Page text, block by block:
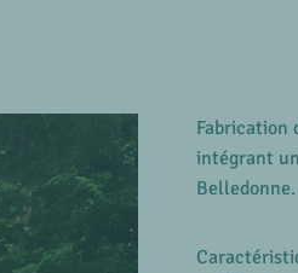
Fabrication
intégrant
Belledonne.